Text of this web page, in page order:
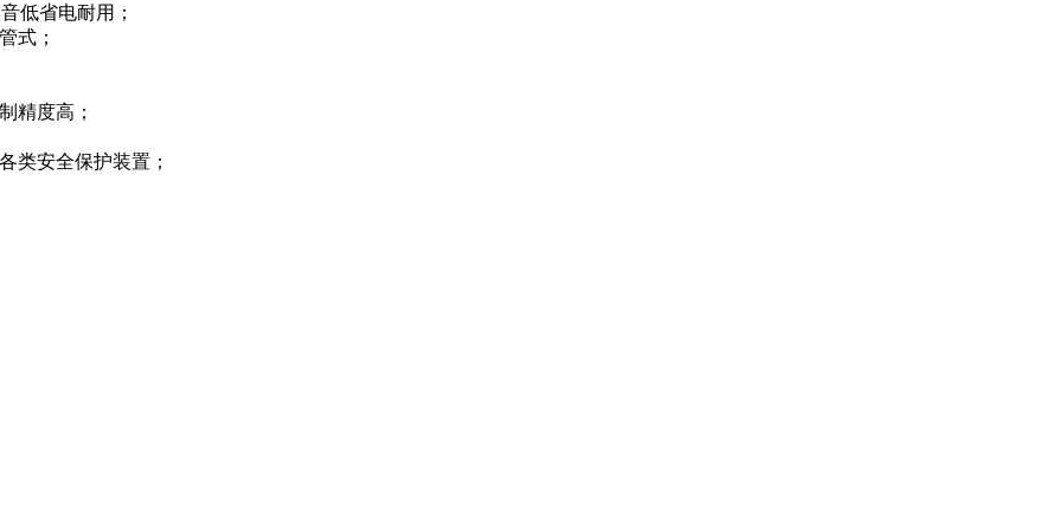
低省电耐用；
式；
精度高；
类安全保护装置；